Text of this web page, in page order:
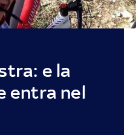
e la
entra nel